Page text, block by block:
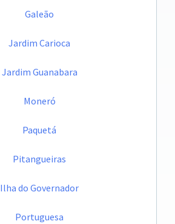
Galeão
Jardim Carioca
Jardim Guanabara
Moneró
Paquetá
Pitangueiras
Ilha do Governador
Portuguesa